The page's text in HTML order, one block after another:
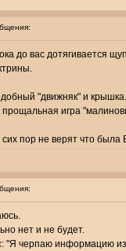
до вас дотягивается
"движняк" и
прощальная игра
пор не верят что
нет и не будет.
"Я черпаю информацию